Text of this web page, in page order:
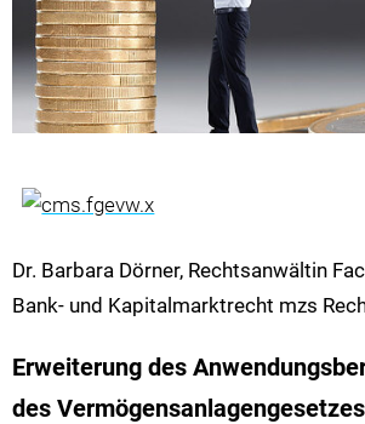
Dr. Barbara Dörner, Rechtsanwältin
Bank- und Kapitalmarktrecht mzs
Erweiterung des
des Vermögensanlagengesetzes